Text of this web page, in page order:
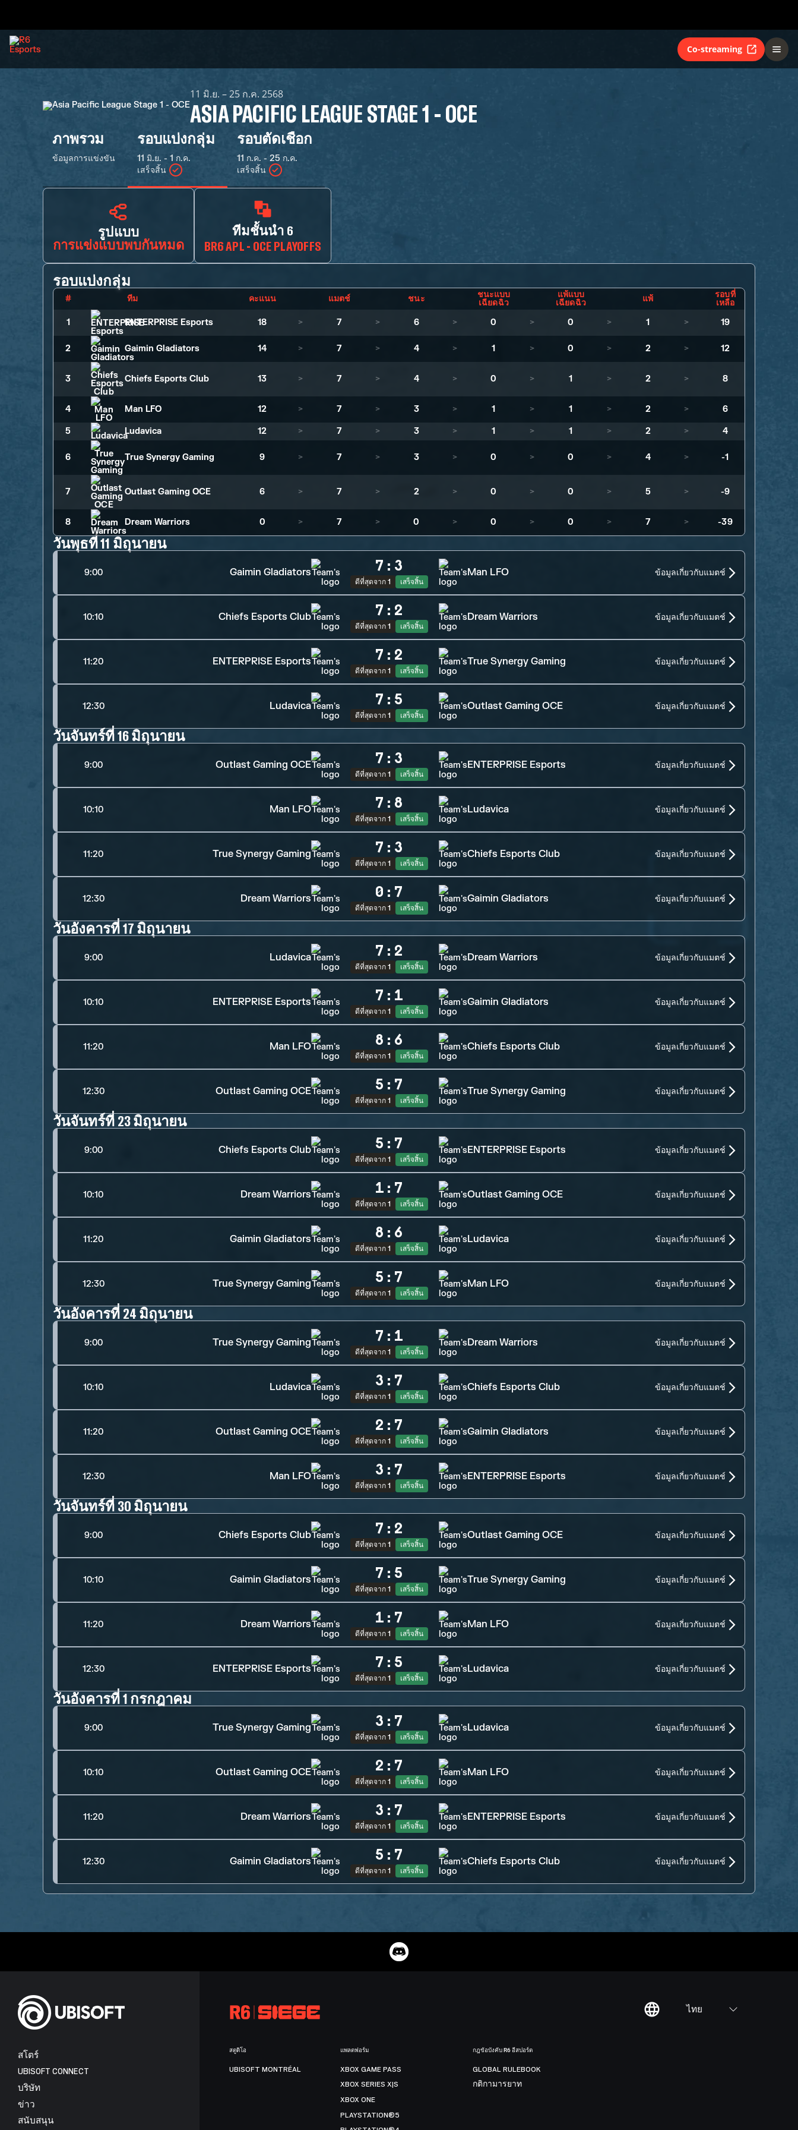
Co-streaming
11 มิ.ย. – 25 ก.ค. 2568
ASIA PACIFIC LEAGUE STAGE 1 - OCE
ภาพรวม
ข้อมูลการแข่งขัน
รอบแบ่งกลุ่ม
11 มิ.ย. - 1 ก.ค.
เสร็จสิ้น
รอบตัดเชือก
11 ก.ค. - 25 ก.ค.
เสร็จสิ้น
รูปแบบ
การแข่งแบบพบกันหมด
ทีมชั้นนำ 6
BR6 APL - OCE PLAYOFFS
รอบแบ่งกลุ่ม
# ทีม คะแนน แมตช์ ชนะ
ชนะแบบ
เฉียดฉิว
แพ้แบบ
เฉียดฉิว
แพ้
รอบที่
เหลือ
1
ENTERPRISE Esports 18 > 7 > 6 > 0 > 0 > 1 > 19
2 Gaimin Gladiators 14 > 7 > 4 > 1 > 0 > 2 > 12
3 Chiefs Esports Club 13 > 7 > 4 > 0 > 1 > 2 > 8
4 Man LFO 12 > 7 > 3 > 1 > 1 > 2 > 6
5 Ludavica 12 > 7 > 3 > 1 > 1 > 2 > 4
6 True Synergy Gaming 9 > 7 > 3 > 0 > 0 > 4 > -1
7 Outlast Gaming OCE 6 > 7 > 2 > 0 > 0 > 5 > -9
8 Dream Warriors 0 > 7 > 0 > 0 > 0 > 7 > -39
วันพุธที่ 11 มิถุนายน
9:00 Gaimin Gladiators 7 : 3
ดีที่สุดจาก 1 เสร็จสิ้น
Man LFO ข้อมูลเกี่ยวกับแมตช์
10:10 Chiefs Esports Club 7 : 2
ดีที่สุดจาก 1 เสร็จสิ้น
Dream Warriors ข้อมูลเกี่ยวกับแมตช์
11:20 ENTERPRISE Esports 7 : 2
ดีที่สุดจาก 1 เสร็จสิ้น
True Synergy Gaming ข้อมูลเกี่ยวกับแมตช์
12:30 Ludavica 7 : 5
ดีที่สุดจาก 1 เสร็จสิ้น
Outlast Gaming OCE ข้อมูลเกี่ยวกับแมตช์
วันจันทร์ที่ 16 มิถุนายน
9:00 Outlast Gaming OCE 7 : 3
ดีที่สุดจาก 1 เสร็จสิ้น
ENTERPRISE Esports ข้อมูลเกี่ยวกับแมตช์
10:10 Man LFO 7 : 8
ดีที่สุดจาก 1 เสร็จสิ้น
Ludavica ข้อมูลเกี่ยวกับแมตช์
11:20 True Synergy Gaming 7 : 3
ดีที่สุดจาก 1 เสร็จสิ้น
Chiefs Esports Club ข้อมูลเกี่ยวกับแมตช์
12:30 Dream Warriors 0 : 7
ดีที่สุดจาก 1 เสร็จสิ้น
Gaimin Gladiators ข้อมูลเกี่ยวกับแมตช์
วันอังคารที่ 17 มิถุนายน
9:00 Ludavica 7 : 2
ดีที่สุดจาก 1 เสร็จสิ้น
Dream Warriors ข้อมูลเกี่ยวกับแมตช์
10:10 ENTERPRISE Esports 7 : 1
ดีที่สุดจาก 1 เสร็จสิ้น
Gaimin Gladiators ข้อมูลเกี่ยวกับแมตช์
11:20 Man LFO 8 : 6
ดีที่สุดจาก 1 เสร็จสิ้น
Chiefs Esports Club ข้อมูลเกี่ยวกับแมตช์
12:30 Outlast Gaming OCE 5 : 7
ดีที่สุดจาก 1 เสร็จสิ้น
True Synergy Gaming ข้อมูลเกี่ยวกับแมตช์
วันจันทร์ที่ 23 มิถุนายน
9:00 Chiefs Esports Club 5 : 7
ดีที่สุดจาก 1 เสร็จสิ้น
ENTERPRISE Esports ข้อมูลเกี่ยวกับแมตช์
10:10 Dream Warriors 1 : 7
ดีที่สุดจาก 1 เสร็จสิ้น
Outlast Gaming OCE ข้อมูลเกี่ยวกับแมตช์
11:20 Gaimin Gladiators 8 : 6
ดีที่สุดจาก 1 เสร็จสิ้น
Ludavica ข้อมูลเกี่ยวกับแมตช์
12:30 True Synergy Gaming 5 : 7
ดีที่สุดจาก 1 เสร็จสิ้น
Man LFO ข้อมูลเกี่ยวกับแมตช์
วันอังคารที่ 24 มิถุนายน
9:00 True Synergy Gaming 7 : 1
ดีที่สุดจาก 1 เสร็จสิ้น
Dream Warriors ข้อมูลเกี่ยวกับแมตช์
10:10 Ludavica 3 : 7
ดีที่สุดจาก 1 เสร็จสิ้น
Chiefs Esports Club ข้อมูลเกี่ยวกับแมตช์
11:20 Outlast Gaming OCE 2 : 7
ดีที่สุดจาก 1 เสร็จสิ้น
Gaimin Gladiators ข้อมูลเกี่ยวกับแมตช์
12:30 Man LFO 3 : 7
ดีที่สุดจาก 1 เสร็จสิ้น
ENTERPRISE Esports ข้อมูลเกี่ยวกับแมตช์
วันจันทร์ที่ 30 มิถุนายน
9:00 Chiefs Esports Club 7 : 2
ดีที่สุดจาก 1 เสร็จสิ้น
Outlast Gaming OCE ข้อมูลเกี่ยวกับแมตช์
10:10 Gaimin Gladiators 7 : 5
ดีที่สุดจาก 1 เสร็จสิ้น
True Synergy Gaming ข้อมูลเกี่ยวกับแมตช์
11:20 Dream Warriors 1 : 7
ดีที่สุดจาก 1 เสร็จสิ้น
Man LFO ข้อมูลเกี่ยวกับแมตช์
12:30 ENTERPRISE Esports 7 : 5
ดีที่สุดจาก 1 เสร็จสิ้น
Ludavica ข้อมูลเกี่ยวกับแมตช์
วันอังคารที่ 1 กรกฎาคม
9:00 True Synergy Gaming 3 : 7
ดีที่สุดจาก 1 เสร็จสิ้น
Ludavica ข้อมูลเกี่ยวกับแมตช์
10:10 Outlast Gaming OCE 2 : 7
ดีที่สุดจาก 1 เสร็จสิ้น
Man LFO ข้อมูลเกี่ยวกับแมตช์
11:20 Dream Warriors 3 : 7
ดีที่สุดจาก 1 เสร็จสิ้น
ENTERPRISE Esports ข้อมูลเกี่ยวกับแมตช์
12:30 Gaimin Gladiators 5 : 7
ดีที่สุดจาก 1 เสร็จสิ้น
Chiefs Esports Club ข้อมูลเกี่ยวกับแมตช์
ไทย
สโตร์
UBISOFT CONNECT
บริษัท
ข่าว
สนับสนุน
สตูดิโอ
UBISOFT MONTRÉAL
แพลตฟอร์ม
XBOX GAME PASS
XBOX SERIES X|S
XBOX ONE
PLAYSTATION®5
กฎข้อบังคับ R6 อีสปอร์ต
GLOBAL RULEBOOK
กติกามารยาท